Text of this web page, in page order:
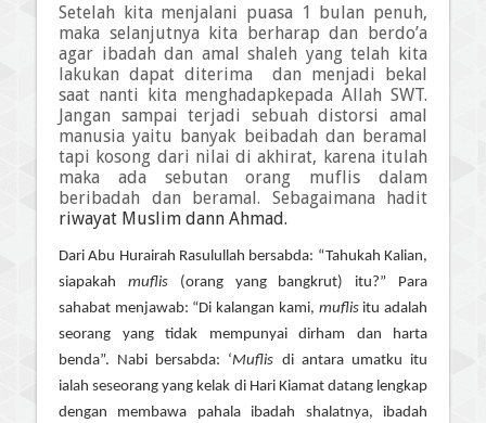
Setelah kita menjalani puasa 1 bulan penuh,
maka selanjutnya kita berharap dan berdo’a
agar ibadah dan amal shaleh yang telah kita
lakukan dapat diterima
dan menjadi bekal
saat nanti kita menghadapkepada Allah SWT.
Jangan sampai terjadi sebuah distorsi amal
manusia yaitu banyak beibadah dan beramal
tapi kosong dari nilai di akhirat, karena itulah
maka ada sebutan orang muflis dalam
beribadah dan beramal. Sebagaimana hadit
riwayat Muslim dann Ahmad.
Dari Abu Hurairah Rasulullah bersabda: “Tahukah Kalian,
siapakah muflis(orang yang bangkrut) itu?” Para
sahabat menjawab: “Di kalangan kami, muflisitu adalah
seorang yang tidak mempunyai dirham dan harta
benda”. Nabi bersabda: ‘Muflis di antara umatku itu
ialah seseorang yang kelak di Hari Kiamat datang lengkap
dengan membawa pahala ibadah shalatnya, ibadah